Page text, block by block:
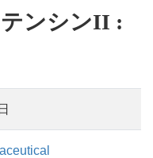
ンシンII :